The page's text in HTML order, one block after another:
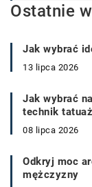
Ostatnie
Jak wybrać
13 lipca 2026
Jak wybrać
technik
08 lipca 2026
Odkryj moc
mężczyzny